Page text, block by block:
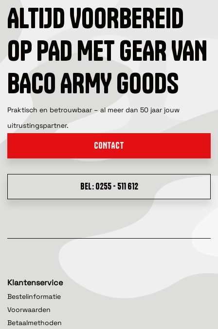
ALTIJD VOORBEREID
OP PAD MET GEAR VAN
BACO ARMY GOODS
Praktisch en betrouwbaar – al meer dan 50 jaar jouw
uitrustingspartner.
CONTACT
BEL: 0255 - 511 612
Klantenservice
Bestelinformatie
Voorwaarden
Betaalmethoden